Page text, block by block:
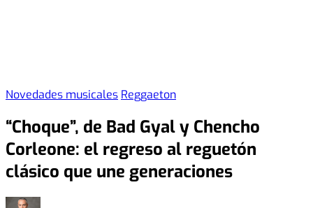
Novedades musicales Reggaeton
“Choque”, de Bad Gyal y Chencho
Corleone: el regreso al reguetón
clásico que une generaciones